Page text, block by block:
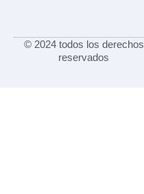
© 2024 todos los derechos
reservados